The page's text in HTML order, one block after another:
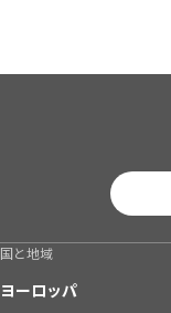
国と地域
ヨーロッパ